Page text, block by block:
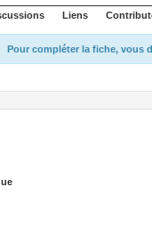
Liens
Pour compléter la fiche, vous